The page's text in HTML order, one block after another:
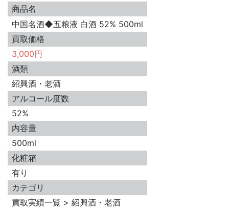
商品名
中国名酒◆五粮液 白酒 52% 500ml
買取価格
3,000円
酒類
紹興酒・老酒
アルコール度数
52%
内容量
500ml
化粧箱
有り
カテゴリ
買取実績一覧 > 紹興酒・老酒